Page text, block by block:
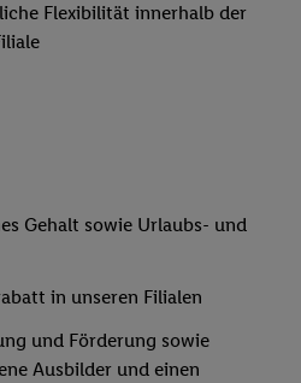
Flexibilität innerhalb der
Gehalt sowie Urlaubs- und
in unseren Filialen
und Förderung sowie
Ausbilder und einen